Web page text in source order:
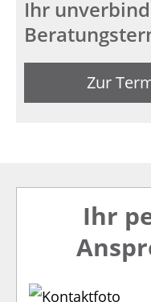
Ihr
Zur
Ihr